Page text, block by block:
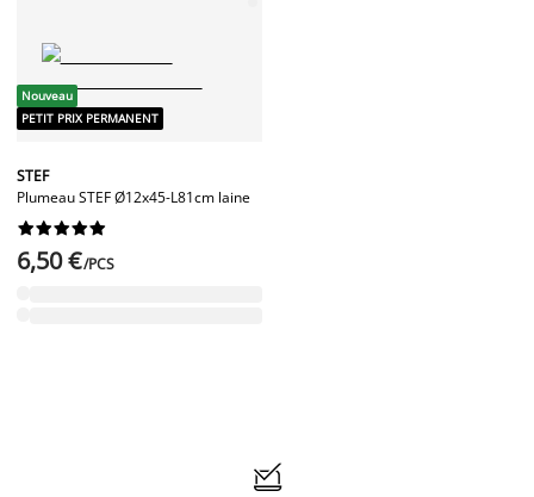
Nouveau
PETIT PRIX PERMANENT
STEF
Plumeau STEF Ø12x45-L81cm laine






6,50 €/PCS
